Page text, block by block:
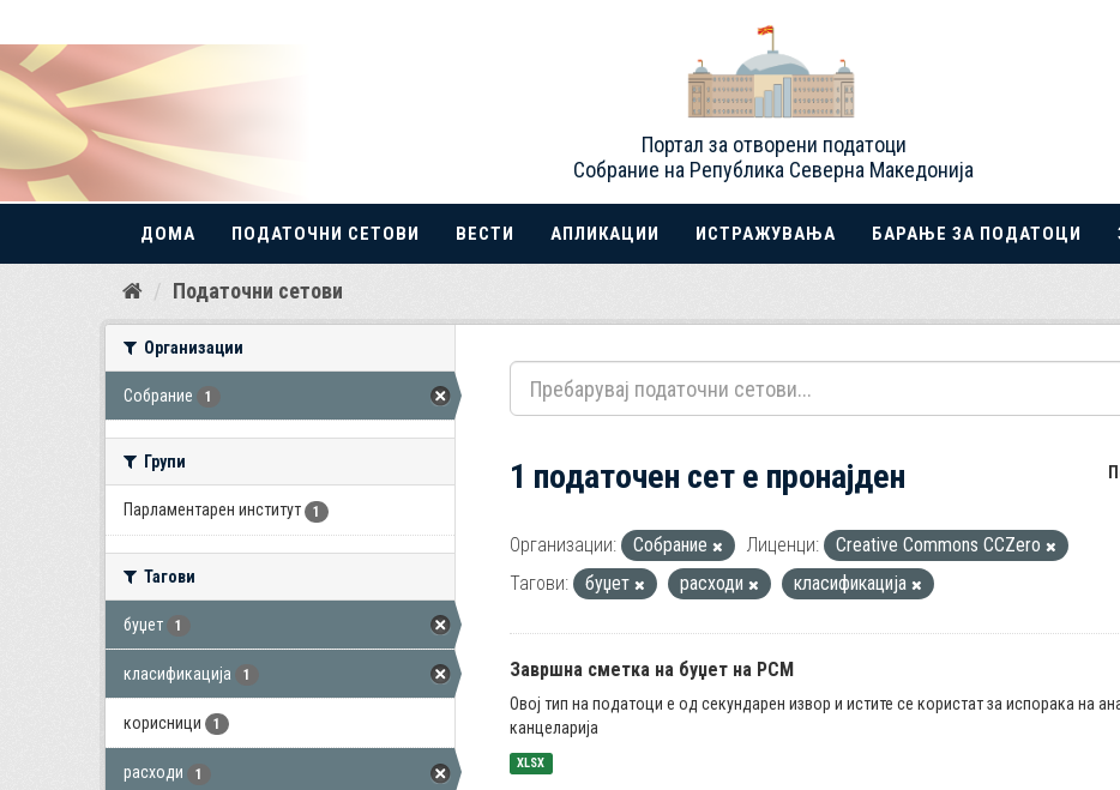
Прескокнете
Портал за отворени податоци
Собрание на Република Северна Македонија
ДОМА ПОДАТОЧНИ СЕТОВИ ВЕСТИ АПЛИКАЦИИ ИСТРАЖУВАЊА БАРАЊЕ ЗА ПОДАТОЦИ
Податочни сетови
Организации
Собрание 1
Групи
Парламентарен институт 1
Тагови
буџет 1
класификација 1
корисници 1
расходи 1
1 податочен сет е пронајден
Организации: Собрание Лиценци:
Creative Commons CCZero
Тагови:
буџет расходи класификација
Завршна сметка на буџет на РСМ
Овој тип на податоци е од секундарен извор и истите се користат за испорака на
канцеларија
XLSX